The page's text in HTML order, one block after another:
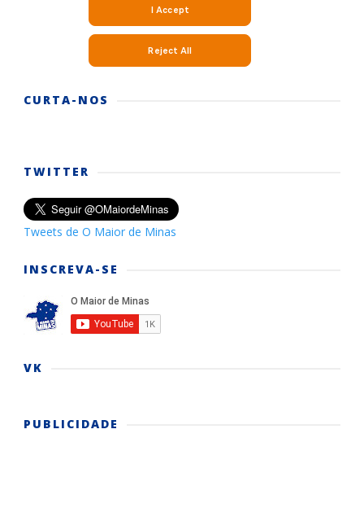
CURTA-NOS
TWITTER
Tweets de O Maior de Minas
INSCREVA-SE
VK
PUBLICIDADE